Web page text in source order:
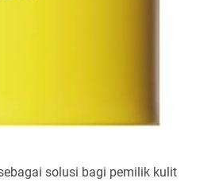
solusi bagi pemilik kulit